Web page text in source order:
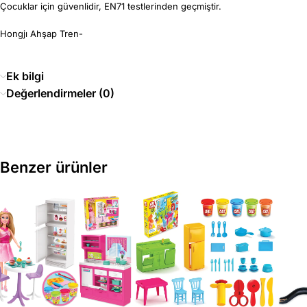
Çocuklar için güvenlidir, EN71 testlerinden geçmiştir.
Hongjı Ahşap Tren-
Ek bilgi
Değerlendirmeler (0)
Benzer ürünler